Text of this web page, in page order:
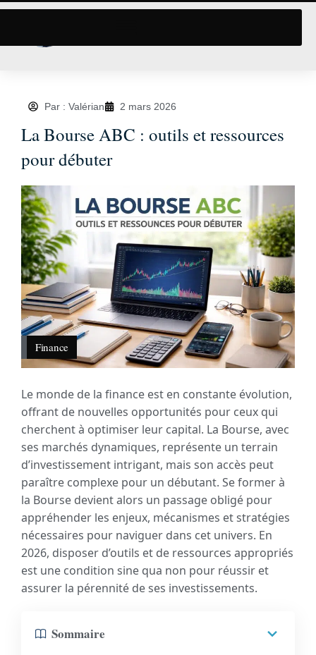
Par : Valérian 2 mars 2026
La Bourse ABC : outils et ressources
pour débuter
Finance
Le monde de la finance est en constante évolution,
offrant de nouvelles opportunités pour ceux qui
cherchent à optimiser leur capital. La Bourse, avec
ses marchés dynamiques, représente un terrain
d’investissement intrigant, mais son accès peut
paraître complexe pour un débutant. Se former à
la Bourse devient alors un passage obligé pour
appréhender les enjeux, mécanismes et stratégies
nécessaires pour naviguer dans cet univers. En
2026, disposer d’outils et de ressources appropriés
est une condition sine qua non pour réussir et
assurer la pérennité de ses investissements.
Sommaire